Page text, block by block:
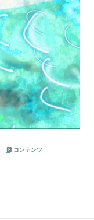
コンテンツ